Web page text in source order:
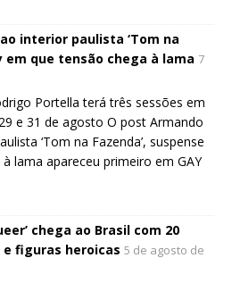
interior paulista ‘Tom na
em que tensão chega à lama 7
Portella terá três sessões em
e 31 de agosto O post Armando
‘Tom na Fazenda’, suspense
lama apareceu primeiro em GAY
chega ao Brasil com 20
figuras heroicas 5 de agosto de